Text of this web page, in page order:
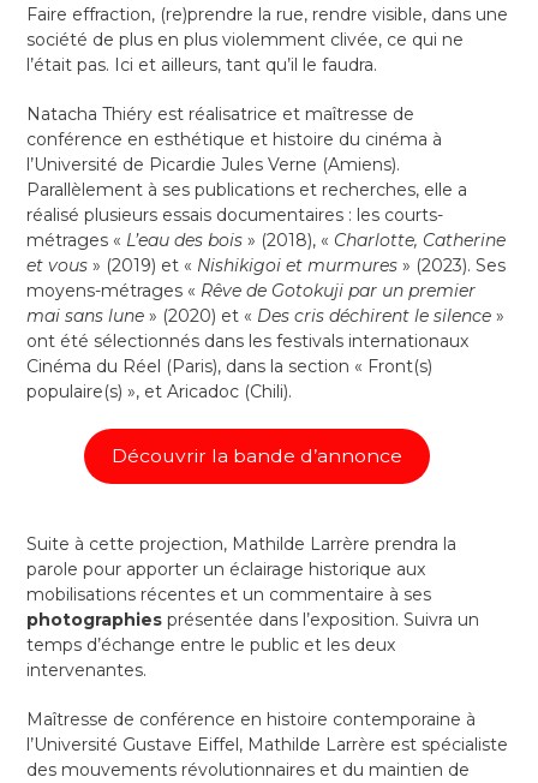
Faire effraction, (re)prendre la rue, rendre visible, dans une
société de plus en plus violemment clivée, ce qui ne
l’était pas. Ici et ailleurs, tant qu’il le faudra.
Natacha Thiéry est réalisatrice et maîtresse de
conférence en esthétique et histoire du cinéma à
l’Université de Picardie Jules Verne (Amiens).
Parallèlement à ses publications et recherches, elle a
réalisé plusieurs essais documentaires : les courts-
métrages « L’eau des bois » (2018), « Charlotte, Catherine
et vous » (2019) et « Nishikigoi et murmures » (2023). Ses
moyens-métrages « Rêve de Gotokuji par un premier
mai sans lune » (2020) et « Des cris déchirent le silence »
ont été sélectionnés dans les festivals internationaux
Cinéma du Réel (Paris), dans la section « Front(s)
populaire(s) », et Aricadoc (Chili).
Découvrir la bande d’annonce
Suite à cette projection, Mathilde Larrère prendra la
parole pour apporter un éclairage historique aux
mobilisations récentes et un commentaire à ses
photographies présentée dans l’exposition. Suivra un
temps d’échange entre le public et les deux
intervenantes.
Maîtresse de conférence en histoire contemporaine à
l’Université Gustave Eiffel, Mathilde Larrère est spécialiste
des mouvements révolutionnaires et du maintien de